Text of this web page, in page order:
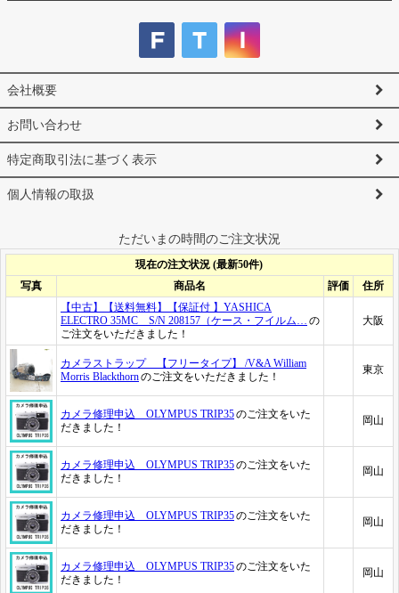
会社概要
お問い合わせ
特定商取引法に基づく表示
個人情報の取扱
ただいまの時間のご注文状況